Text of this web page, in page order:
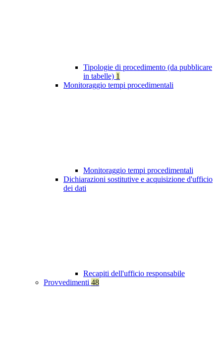
Tipologie di procedimento (da pubblicare
in tabelle) 1
Monitoraggio tempi procedimentali
Monitoraggio tempi procedimentali
Dichiarazioni sostitutive e acquisizione d'ufficio
dei dati
Recapiti dell'ufficio responsabile
Provvedimenti 48